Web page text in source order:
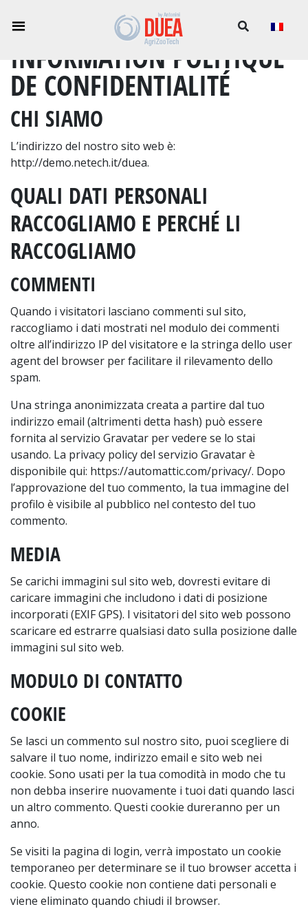
INFORMATION POLITIQUE
DE CONFIDENTIALITÉ
CHI SIAMO
L’indirizzo del nostro sito web è:
http://demo.netech.it/duea.
QUALI DATI PERSONALI
RACCOGLIAMO E PERCHÉ LI
RACCOGLIAMO
COMMENTI
Quando i visitatori lasciano commenti sul sito,
raccogliamo i dati mostrati nel modulo dei commenti
oltre all’indirizzo IP del visitatore e la stringa dello user
agent del browser per facilitare il rilevamento dello
spam.
Una stringa anonimizzata creata a partire dal tuo
indirizzo email (altrimenti detta hash) può essere
fornita al servizio Gravatar per vedere se lo stai
usando. La privacy policy del servizio Gravatar è
disponibile qui: https://automattic.com/privacy/. Dopo
l’approvazione del tuo commento, la tua immagine del
profilo è visibile al pubblico nel contesto del tuo
commento.
MEDIA
Se carichi immagini sul sito web, dovresti evitare di
caricare immagini che includono i dati di posizione
incorporati (EXIF GPS). I visitatori del sito web possono
scaricare ed estrarre qualsiasi dato sulla posizione dalle
immagini sul sito web.
MODULO DI CONTATTO
COOKIE
Se lasci un commento sul nostro sito, puoi scegliere di
salvare il tuo nome, indirizzo email e sito web nei
cookie. Sono usati per la tua comodità in modo che tu
non debba inserire nuovamente i tuoi dati quando lasci
un altro commento. Questi cookie dureranno per un
anno.
Se visiti la pagina di login, verrà impostato un cookie
temporaneo per determinare se il tuo browser accetta i
cookie. Questo cookie non contiene dati personali e
viene eliminato quando chiudi il browser.